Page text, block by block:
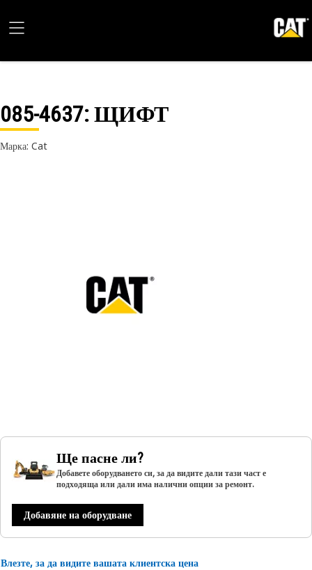
085-4637: ЩИФТ
Марка: Cat
Ще пасне ли?
Добавете оборудването си, за да видите дали тази част е
подходяща или дали има налични опции за ремонт.
Добавяне на оборудване
Влезте, за да видите вашата клиентска цена